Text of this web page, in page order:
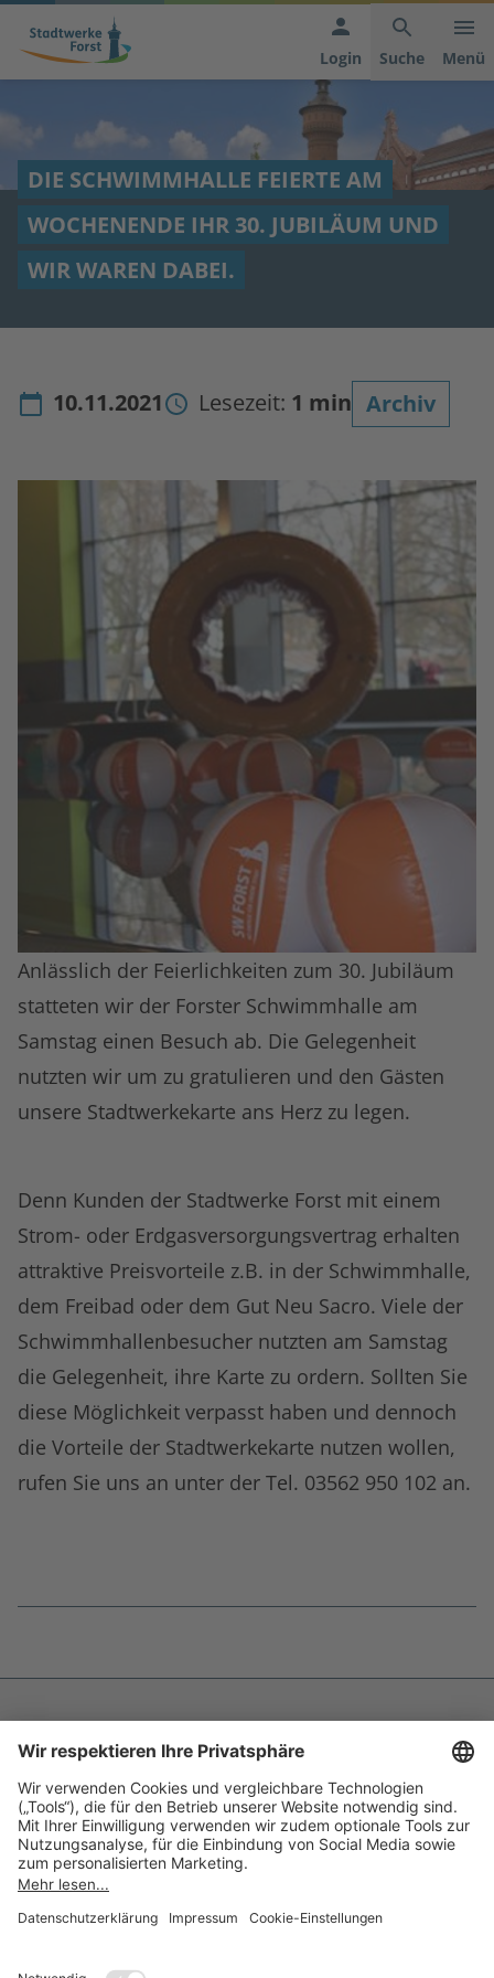
Hauptnavigation
anspringen
Inhaltsbereich
der
anspringen
Footer
anspringen
Login Suche Menü
DIE SCHWIMMHALLE FEIERTE AM
WOCHENENDE IHR 30. JUBILÄUM UND
WIR WAREN DABEI.
10.11.2021 Lesezeit: 1 min Archiv
Anlässlich der Feierlichkeiten zum 30. Jubiläum
statteten wir der Forster Schwimmhalle am
Samstag einen Besuch ab. Die Gelegenheit
nutzten wir um zu gratulieren und den Gästen
unsere Stadtwerkekarte ans Herz zu legen.
Denn Kunden der Stadtwerke Forst mit einem
Strom- oder Erdgasversorgungsvertrag erhalten
attraktive Preisvorteile z.B. in der Schwimmhalle,
dem Freibad oder dem Gut Neu Sacro. Viele der
Schwimmhallenbesucher nutzten am Samstag
die Gelegenheit, ihre Karte zu ordern. Sollten Sie
diese Möglichkeit verpasst haben und dennoch
die Vorteile der Stadtwerkekarte nutzen wollen,
rufen Sie uns an unter der Tel. 03562 950 102 an.
Datenschutz
Barrierefreiheit
Inhaltsverzeichnis